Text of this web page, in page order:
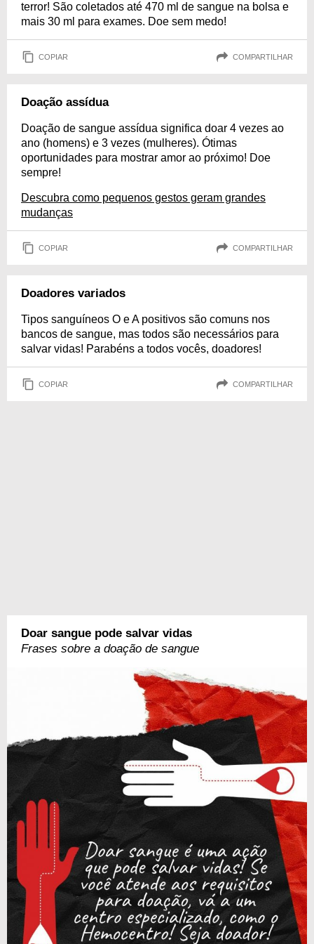
terror! São coletados até 470 ml de sangue na bolsa e
mais 30 ml para exames. Doe sem medo!
COPIAR COMPARTILHAR
Doação assídua
Doação de sangue assídua significa doar 4 vezes ao
ano (homens) e 3 vezes (mulheres). Ótimas
oportunidades para mostrar amor ao próximo! Doe
sempre!
Descubra como pequenos gestos geram grandes
mudanças
COPIAR COMPARTILHAR
Doadores variados
Tipos sanguíneos O e A positivos são comuns nos
bancos de sangue, mas todos são necessários para
salvar vidas! Parabéns a todos vocês, doadores!
COPIAR COMPARTILHAR
Doar sangue pode salvar vidas
Frases sobre a doação de sangue